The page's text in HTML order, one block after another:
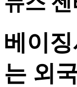
베이
는 외